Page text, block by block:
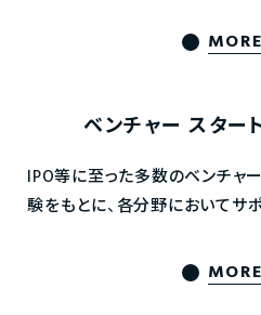
MORE
ベンチャー スター
IPO等に至った多数のベンチャ
験をもとに、各分野においてサ
MORE